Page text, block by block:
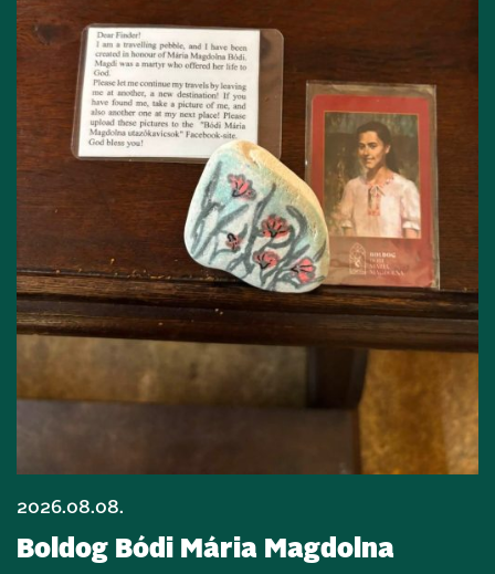
2026.08.08.
Boldog Bódi Mária Magdolna